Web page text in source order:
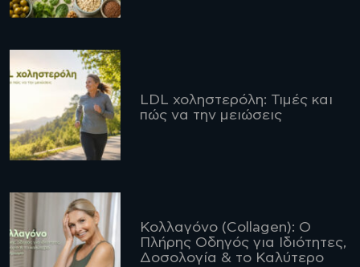
LDL χοληστερόλη: Τιμές και
πώς να την μειώσεις
Κολλαγόνο (Collagen): Ο
Πλήρης Οδηγός για Ιδιότητες,
Δοσολογία & το Καλύτερο